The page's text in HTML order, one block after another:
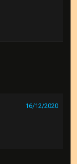
16/12/2020